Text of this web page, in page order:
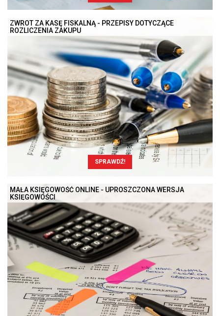
ZWROT ZA KASĘ FISKALNĄ - PRZEPISY DOTYCZĄCE
ROZLICZENIA ZAKUPU
SPRAWDŹ!
MAŁA KSIĘGOWOŚĆ ONLINE - UPROSZCZONA WERSJA
KSIĘGOWOŚCI